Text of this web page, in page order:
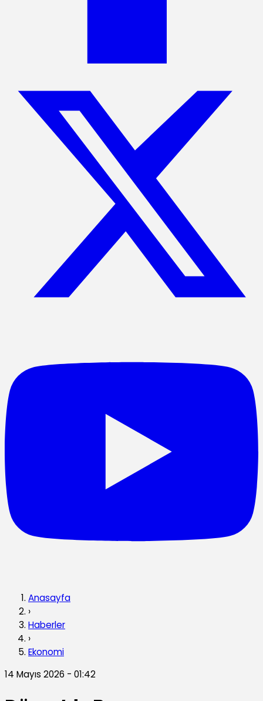
Anasayfa
›
Haberler
›
Ekonomi
14 Mayıs 2026 - 01:42